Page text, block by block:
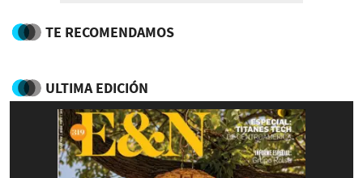
TE RECOMENDAMOS
ULTIMA EDICIÓN